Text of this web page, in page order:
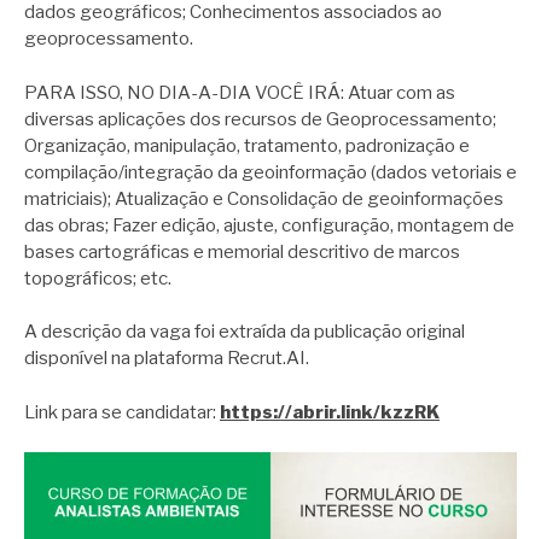
dados geográficos; Conhecimentos associados ao
geoprocessamento.
PARA ISSO, NO DIA-A-DIA VOCÊ IRÁ: Atuar com as
diversas aplicações dos recursos de Geoprocessamento;
Organização, manipulação, tratamento, padronização e
compilação/integração da geoinformação (dados vetoriais e
matriciais); Atualização e Consolidação de geoinformações
das obras; Fazer edição, ajuste, configuração, montagem de
bases cartográficas e memorial descritivo de marcos
topográficos; etc.
A descrição da vaga foi extraída da publicação original
disponível na plataforma Recrut.AI.
Link para se candidatar: https://abrir.link/kzzRK